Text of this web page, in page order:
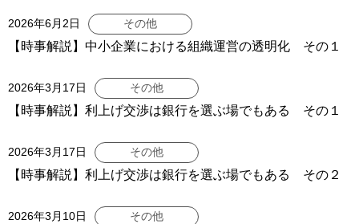
2026年6月2日 その他
【時事解説】中小企業における組織運営の透明化 その１
2026年3月17日 その他
【時事解説】利上げ交渉は銀行を選ぶ場でもある その１
2026年3月17日 その他
【時事解説】利上げ交渉は銀行を選ぶ場でもある その２
2026年3月10日 その他